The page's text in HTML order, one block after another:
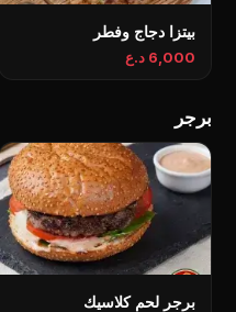
بيتزا دجاج وفطر
6,000 د.ع
برجر
برجر لحم كلاسيك